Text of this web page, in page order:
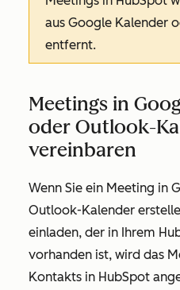
aus Google Kalender
entfernt.
Meetings in
oder Outlook-
vereinbaren
Wenn Sie ein Meeting in
Outlook-Kalender
einladen, der in Ihrem
vorhanden ist, wird das
Kontakts in HubSpot